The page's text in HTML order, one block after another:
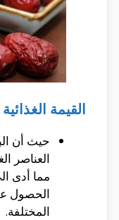
القيمة
حيث أن
العناصر
مما أدى
الحصول
المختلفة.